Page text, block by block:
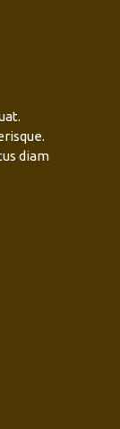
diam